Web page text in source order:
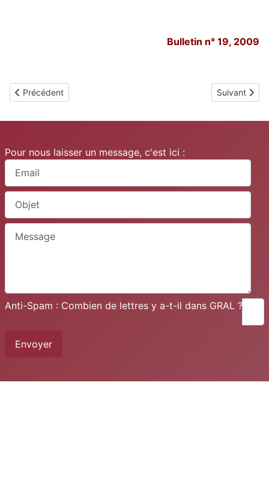
Bulletin n° 19, 2009
Article précédent : Saint-Georges-Hauteville
Précédent Article
Suivant
Pour nous laisser un message, c'est ici :
Anti-Spam : Combien de lettres y a-t-il dans GRAL ?